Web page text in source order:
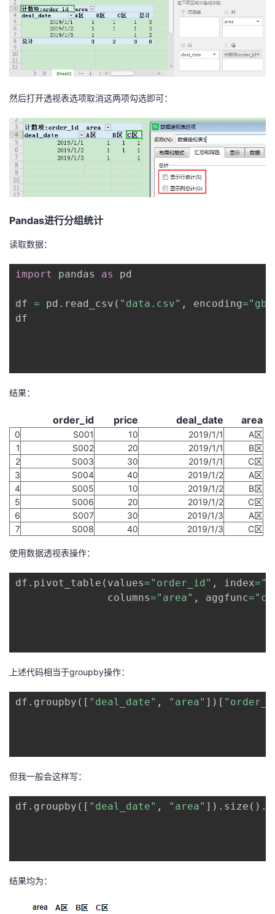
然后打开透视表选项取消这两项勾选即可：
Pandas进行分组统计
读取数据：
import pandas as pd
df = pd . read_csv ( "data.csv" , encoding=
df
结果：
order_id price deal_date area
0 S001 10 2019/1/1
A区
1
S002 20 2019/1/1
B区
2
S003 30 2019/1/1
C区
3
S004 40 2019/1/2
A区
4
S005 10 2019/1/2
B区
5
S006 20 2019/1/2
C区
6
S007 30 2019/1/3
A区
7
S008 40 2019/1/3 C区
使用数据透视表操作：
df . pivot_table ( values="order_id" , index=
               columns
="area" , aggfunc=
上述代码相当于groupby操作：
df . groupby ( [ "deal_date" , "area" ] ) [
但我一般会这样写：
df . groupby ( [ "deal_date" , "area" ] ) . size ( ) .
结果均为：